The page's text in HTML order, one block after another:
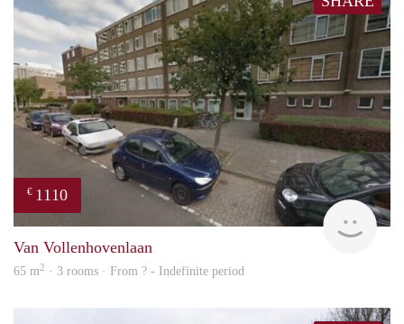
€ 1110
Van Vollenhovenlaan
65 m2 · 3 rooms · From ? - Indefinite period